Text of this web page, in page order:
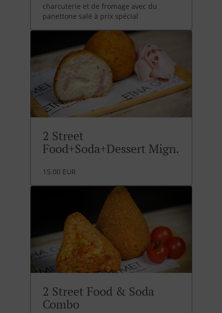
charcuterie et de fromage avec du
panettone salé à prix spécial
2 Street
Food+Soda+Dessert Mign.
15.00 EUR
2 Street Food & Soda
Combo